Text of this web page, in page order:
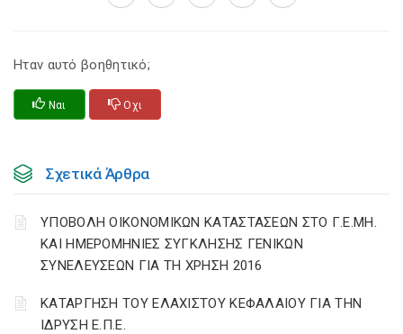
Ηταν αυτό βοηθητικό;
Ναι Οχι
Σχετικά Άρθρα
ΥΠΟΒΟΛΗ ΟΙΚΟΝΟΜΙΚΩΝ ΚΑΤΑΣΤΑΣΕΩΝ ΣΤΟ Γ.Ε.ΜΗ.
ΚΑΙ ΗΜΕΡΟΜΗΝΙΕΣ ΣΥΓΚΛΗΣΗΣ ΓΕΝΙΚΩΝ
ΣΥΝΕΛΕΥΣΕΩΝ ΓΙΑ ΤΗ ΧΡΗΣΗ 2016
ΚΑΤΑΡΓΗΣΗ ΤΟΥ ΕΛΑΧΙΣΤΟΥ ΚΕΦΑΛΑΙΟΥ ΓΙΑ ΤΗΝ
ΙΔΡΥΣΗ Ε.Π.Ε.